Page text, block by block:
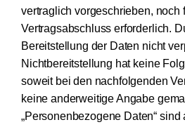
Preise
Kostenfreie Demo
Kundenlogin
vertraglich vorgeschrieben, noch
Vertragsabschluss erforderlich.
Bereitstellung der Daten nicht
Nichtbereitstellung hat keine
soweit bei den nachfolgenden
keine anderweitige Angabe
„Personenbezogene Daten“